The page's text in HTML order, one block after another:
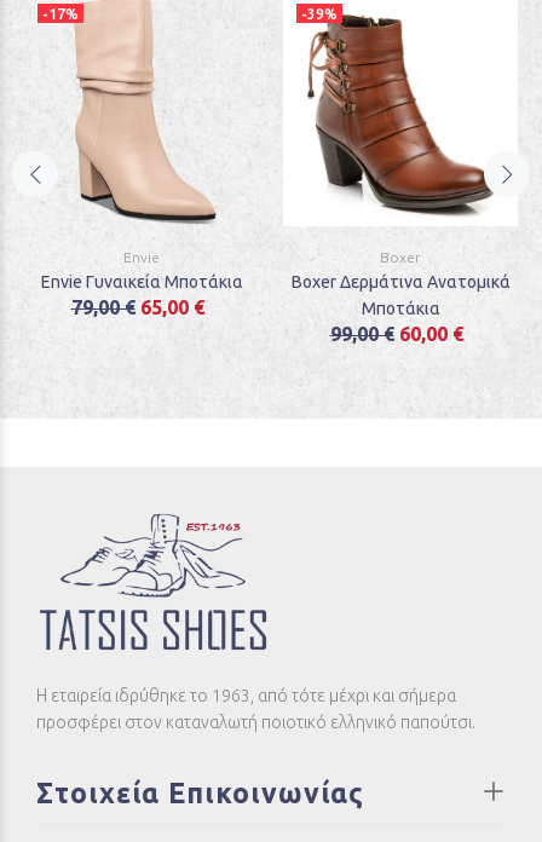
-17%
Envie
Envie Γυναικεία Μποτάκια
79,00 € 65,00 €
-39%
Boxer
Boxer Δερμάτινα Ανατομικά
Μποτάκια
99,00 € 60,00 €
Η εταιρεία ιδρύθηκε το 1963, από τότε μέχρι και σήμερα
προσφέρει στον καταναλωτή ποιοτικό ελληνικό παπούτσι.
Στοιχεία Επικοινωνίας